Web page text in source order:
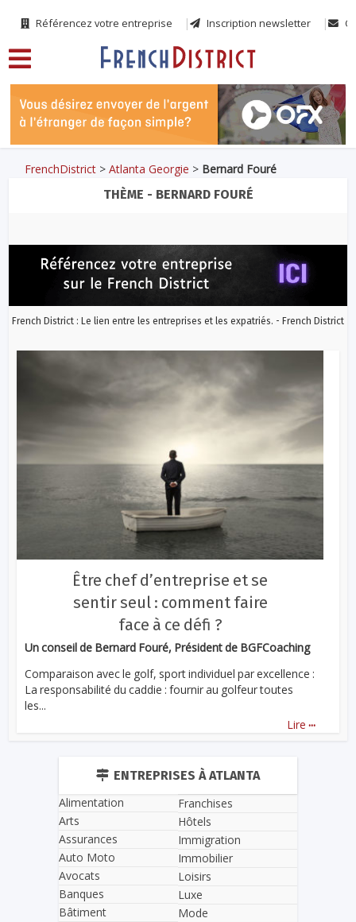
Référencez votre entreprise Inscription newsletter
FrenchDistrict >Atlanta Georgie > Bernard Fouré
THÈME - BERNARD FOURÉ
French District : Le lien entre les entreprises et les expatriés. - French District
Être chef d’entreprise et se
sentir seul : comment faire
face à ce défi ?
Un conseil de Bernard Fouré, Président de BGFCoaching
Comparaison avec le golf, sport individuel par excellence :
La responsabilité du caddie : fournir au golfeur toutes
les...
Lire ...
ENTREPRISES À ATLANTA
Alimentation
Arts
Assurances
Auto Moto
Avocats
Banques
Bâtiment
Franchises
Hôtels
Immigration
Immobilier
Loisirs
Luxe
Mode